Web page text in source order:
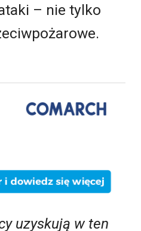
– nie tylko
uzyskują w ten